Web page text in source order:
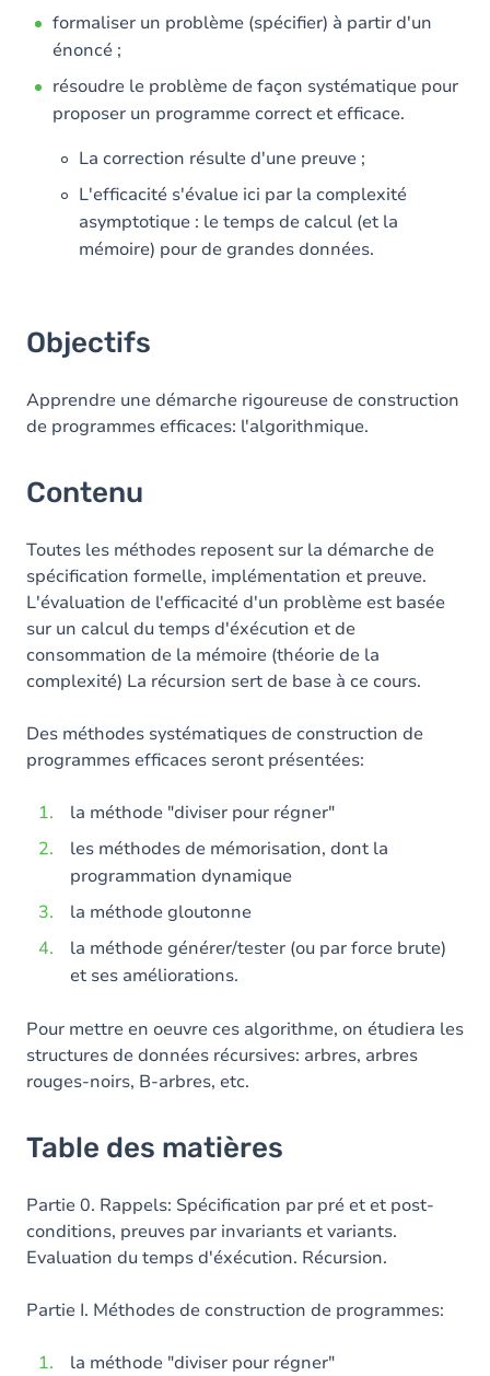
Table des matières
Exercices
formaliser un problème (spécifier) à partir d'un
énoncé ;
résoudre le problème de façon systématique pour
proposer un programme correct et efficace.
La correction résulte d'une preuve ;
L'efficacité s'évalue ici par la complexité
asymptotique : le temps de calcul (et la
mémoire) pour de grandes données.
Objectifs
Apprendre une démarche rigoureuse de construction
de programmes efficaces: l'algorithmique.
Contenu
Toutes les méthodes reposent sur la démarche de
spécification formelle, implémentation et preuve.
L'évaluation de l'efficacité d'un problème est basée
sur un calcul du temps d'éxécution et de
consommation de la mémoire (théorie de la
complexité) La récursion sert de base à ce cours.
Des méthodes systématiques de construction de
programmes efficaces seront présentées:
la méthode "diviser pour régner"
les méthodes de mémorisation, dont la
programmation dynamique
la méthode gloutonne
la méthode générer/tester (ou par force brute)
et ses améliorations.
Pour mettre en oeuvre ces algorithme, on étudiera les
structures de données récursives: arbres, arbres
rouges-noirs, B-arbres, etc.
Table des matières
Partie 0. Rappels: Spécification par pré et et post-
conditions, preuves par invariants et variants.
Evaluation du temps d'éxécution. Récursion.
Partie I. Méthodes de construction de programmes:
la méthode "diviser pour régner"